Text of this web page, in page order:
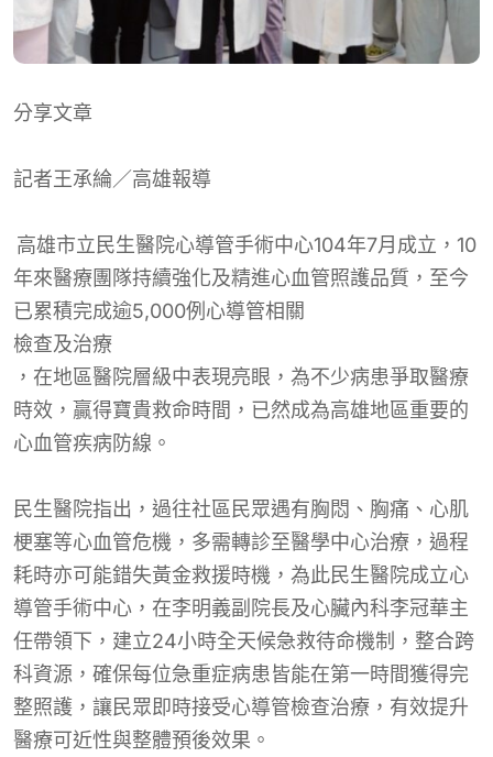
分享文章
記者王承綸／高雄報導
高雄市立民生醫院心導管手術中心104年7月 成立，10
年來醫療團隊持續強化及精進心血管照護品質，至今
已累積完成逾5,000例心導管相關
檢查及治療
，在地區醫院層級中表現亮眼，為不少病患爭取醫療
時效，贏得寶貴救命時間，已然成為高雄地區重要的
心血管疾病防線。
民生醫院指出，過往社區民眾遇有胸悶、胸痛、心肌
梗塞等心血管危機，多需轉診至醫學中心治療，過程
耗時亦可能錯失黃金救援時機，為此民生醫院成立心
導管手術中心，在李明義副院長及心臟內科李冠華主
任帶領下，建立24小時全天候急救待命機制，整合跨
科資源，確保每位急重症病患皆能在第一時間獲得完
整照護，讓民眾即時接受心導管檢查治療，有效提升
醫療可近性與整體預後效果。